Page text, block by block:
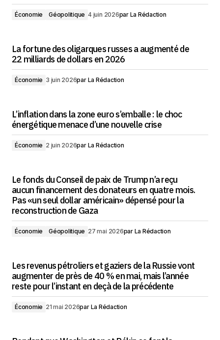
Économie Géopolitique 4 juin 2026par La Rédaction
La fortune des oligarques russes a augmenté de
22 milliards de dollars en 2026
Économie 3 juin 2026par La Rédaction
L’inflation dans la zone euro s’emballe : le choc
énergétique menace d’une nouvelle crise
Économie 2 juin 2026par La Rédaction
Le fonds du Conseil de paix de Trump n’a reçu
aucun financement des donateurs en quatre mois.
Pas «un seul dollar américain» dépensé pour la
reconstruction de Gaza
Économie Géopolitique 27 mai 2026par La Rédaction
Les revenus pétroliers et gaziers de la Russie vont
augmenter de près de 40 % en mai, mais l’année
reste pour l’instant en deçà de la précédente
Économie 21 mai 2026par La Rédaction